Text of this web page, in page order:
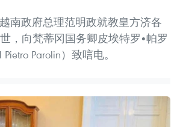
南政府总理范明政就教皇方济各
世，向梵蒂冈国务卿皮埃特罗•帕罗
Parolin）致唁电。